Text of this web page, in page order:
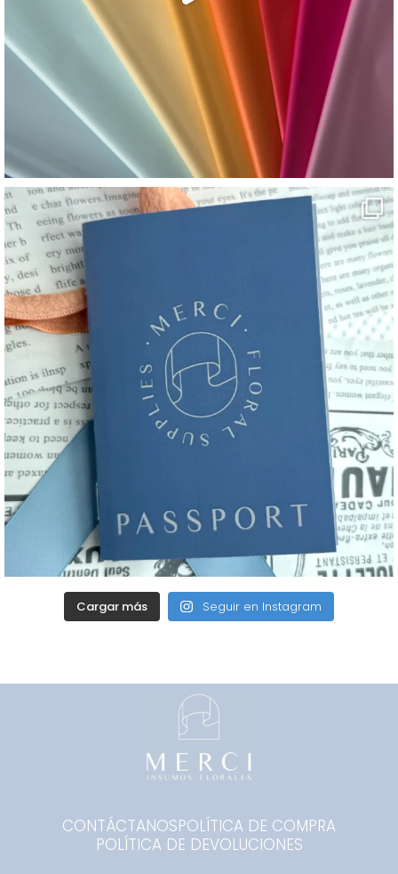
Cargar más Seguir en Instagram
CONTÁCTANOSPOLÍTICA DE COMPRA
POLÍTICA DE DEVOLUCIONES